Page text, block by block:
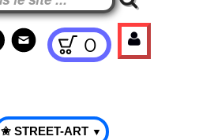
0
✬ STREET-ART ▼